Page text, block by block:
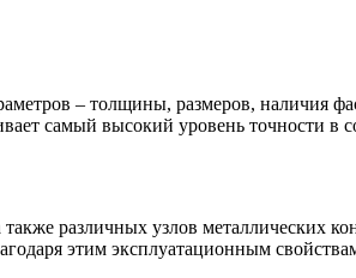
– толщины, размеров, наличия
самый высокий уровень точности в
различных узлов металлических
этим эксплуатационным